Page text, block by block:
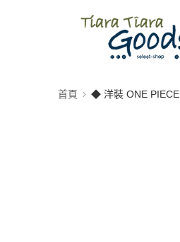
首頁 ◆ 洋裝 ONE PIECE